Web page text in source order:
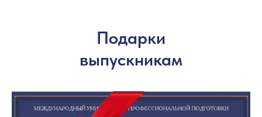
Подарки
выпускникам